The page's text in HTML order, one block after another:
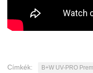
Címkék: B+W UV-PRO